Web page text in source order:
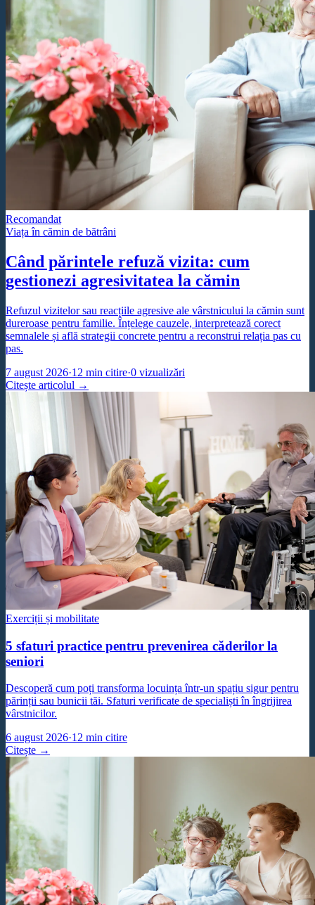
Recomandat
Viața în cămin de bătrâni
Când părintele refuză vizita: cum
gestionezi agresivitatea la cămin
Refuzul vizitelor sau reacțiile agresive ale vârstnicului la cămin sunt
dureroase pentru familie. Înțelege cauzele, interpretează corect
semnalele și află strategii concrete pentru a reconstrui relația pas cu
pas.
7 august 2026·12 min citire·0 vizualizări
Citește articolul →
Exerciții și mobilitate
5 sfaturi practice pentru prevenirea căderilor la
seniori
Descoperă cum poți transforma locuința într-un spațiu sigur pentru
părinții sau bunicii tăi. Sfaturi verificate de specialiști în îngrijirea
vârstnicilor.
6 august 2026·12 min citire
Citește →